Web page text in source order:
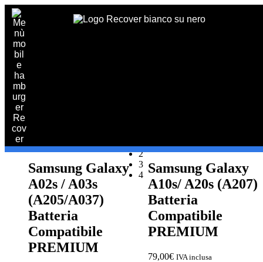
Preventivo online
PREVENTIVO RIPARAZIONE
Shop online
PREVENTIVO
Preventivo
online
RIPARAZIONE
Riparazione
schermo
Sostituzione
batteria
Home
Galaxy A
Visualizzazione di 1-16 di 261 risultati
Samsung Galaxy
A02s / A03s
(A205/A037)
Batteria
Compatibile
PREMIUM
Samsung Galaxy
A10s/ A20s (A207)
Batteria
Compatibile
PREMIUM
79,00€ IVA inclusa
2
3
4